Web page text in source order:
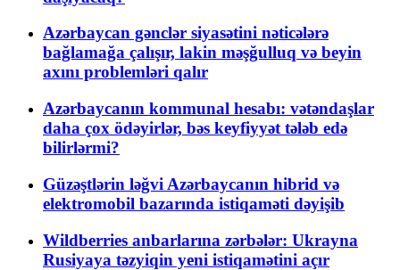
Azərbaycan gənclər siyasətini nəticələrə
bağlamağa çalışır, lakin məşğulluq və beyin
axını problemləri qalır
Azərbaycanın kommunal hesabı: vətəndaşlar
daha çox ödəyirlər, bəs keyfiyyət tələb edə
bilirlərmi?
Güzəştlərin ləğvi Azərbaycanın hibrid və
elektromobil bazarında istiqaməti dəyişib
Wildberries anbarlarına zərbələr: Ukrayna
Rusiyaya təzyiqin yeni istiqamətini açır